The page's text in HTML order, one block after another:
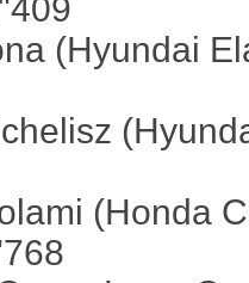
(Hyundai
(Honda